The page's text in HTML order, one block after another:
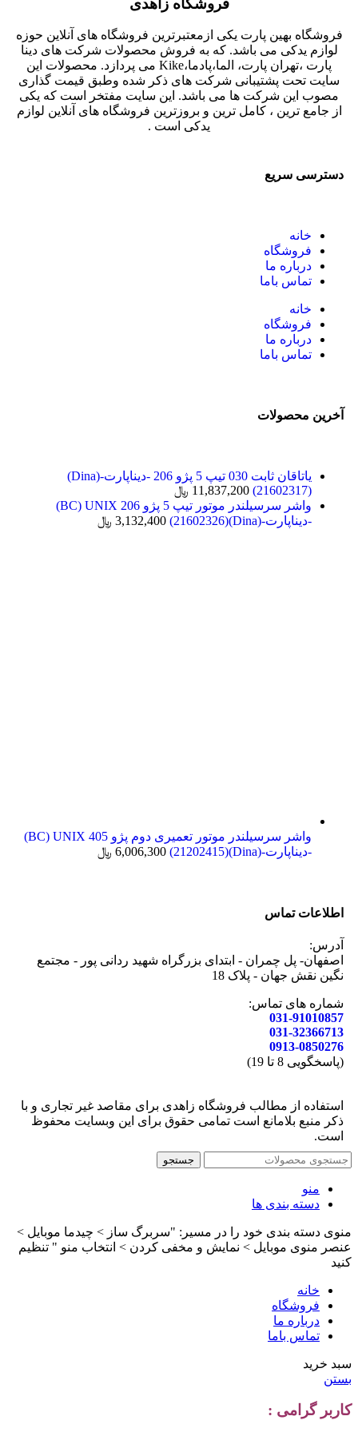
فروشگاه بهین پارت یکی ازمعتبرترین فروشگاه های آنلاین حوزه
لوازم یدکی می باشد. که به فروش محصولات شرکت های دینا
پارت ،تهران پارت، الما،پادما،Kike می پردازد. محصولات این
سایت تحت پشتیبانی شرکت های ذکر شده وطبق قیمت گذاری
مصوب این شرکت ها می باشد. این سایت مفتخر است که یکی
از جامع ترین ، کامل ترین و بروزترین فروشگاه های آنلاین لوازم
یدکی است .
دسترسی سریع
خانه
فروشگاه
درباره ما
تماس باما
خانه
فروشگاه
درباره ما
تماس باما
آخرین محصولات
یاتاقان ثابت 030 تیپ 5 پژو 206 -دیناپارت-(Dina)
(21602317)
11,837,200 ﷼
واشر سرسیلندر موتور تیپ 5 پژو 206 BC) UNIX)
-دیناپارت-(Dina)(21602326)
3,132,400 ﷼
واشر سرسیلندر موتور تعمیری دوم پژو 405 BC) UNIX)
-دیناپارت-(Dina)(21202415)
6,006,300 ﷼
اطلاعات تماس
آدرس:
اصفهان- پل چمران - ابتدای بزرگراه شهید ردانی پور - مجتمع
نگین نقش جهان - پلاک 18
شماره های تماس:
031-91010857
031-32366713
0913-0850276
(پاسخگویی 8 تا 19)
استفاده از مطالب فروشگاه زاهدی برای مقاصد غیر تجاری و با
ذکر منبع بلامانع است تمامی حقوق برای این وبسایت محفوظ
است.
جستجو
منو
دسته بندی ها
منوی دسته بندی خود را در مسیر: "سربرگ ساز > چیدما موبایل >
عنصر منوی موبایل > نمایش و مخفی کردن > انتخاب منو " تنظیم
کنید
خانه
فروشگاه
درباره ما
تماس باما
سبد خرید
بستن
کاربر گرامی :